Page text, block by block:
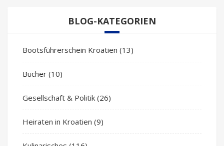
BLOG-KATEGORIEN
Bootsführerschein Kroatien (13)
Bücher (10)
Gesellschaft & Politik (26)
Heiraten in Kroatien (9)